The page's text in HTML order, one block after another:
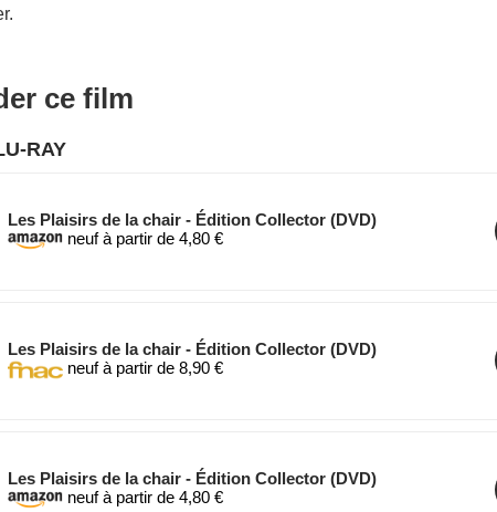
ce film
RAY
Les Plaisirs de la chair - Édition Collector (DVD)
neuf à partir de 4,80 €
Les Plaisirs de la chair - Édition Collector (DVD)
neuf à partir de 8,90 €
Les Plaisirs de la chair - Édition Collector (DVD)
neuf à partir de 4,80 €